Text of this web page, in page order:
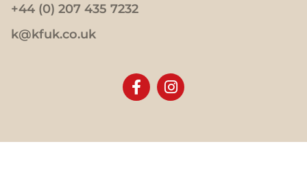
+44 (0) 207 435 7232
k@kfuk.co.uk